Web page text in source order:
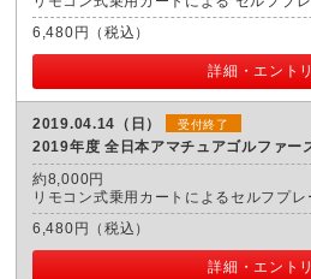
6,480円（税込）
詳細・エント
2019.04.14（日） 受付終了
2019年度 全日本アマチュアゴルファー
約8,000円
リモコン式乗用カートによるセルフプレ
6,480円（税込）
詳細・エント